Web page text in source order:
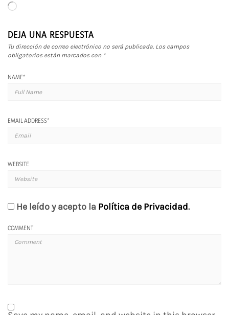
Cargando...
DEJA UNA RESPUESTA
Tu dirección de correo electrónico no será publicada. Los campos
obligatorios están marcados con *
NAME*
EMAIL ADDRESS*
WEBSITE
He leído y acepto la Política de Privacidad.
COMMENT